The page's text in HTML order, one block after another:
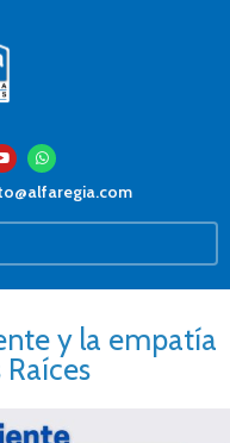
y la empatía